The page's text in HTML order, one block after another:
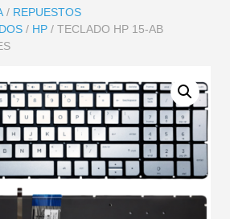
/ REPUESTOS
/ HP / TECLADO HP 15-AB